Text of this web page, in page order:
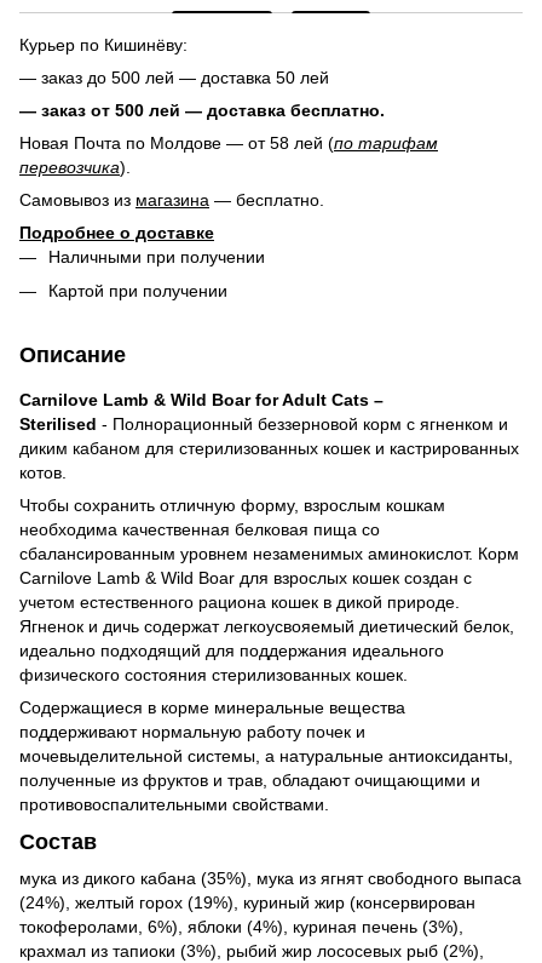
Курьер по Кишинёву:
— заказ до 500 лей — доставка 50 лей
— заказ от 500 лей — доставка бесплатно.
Новая Почта по Молдове — от 58 лей (по тарифам
перевозчика).
Самовывоз из магазина — бесплатно.
Подробнее о доставке
Наличными при получении
Картой при получении
Описание
Carnilove Lamb & Wild Boar for Adult Cats –
Sterilised - Полнорационный беззерновой корм с ягненком и
диким кабаном для стерилизованных кошек и кастрированных
котов.
Чтобы сохранить отличную форму, взрослым кошкам
необходима качественная белковая пища со
сбалансированным уровнем незаменимых аминокислот. Корм
Carnilove Lamb & Wild Boar для взрослых кошек создан с
учетом естественного рациона кошек в дикой природе.
Ягненок и дичь содержат легкоусвояемый диетический белок,
идеально подходящий для поддержания идеального
физического состояния стерилизованных кошек.
Содержащиеся в корме минеральные вещества
поддерживают нормальную работу почек и
мочевыделительной системы, а натуральные антиоксиданты,
полученные из фруктов и трав, обладают очищающими и
противовоспалительными свойствами.
Состав
мука из дикого кабана (35%), мука из ягнят свободного выпаса
(24%), желтый горох (19%), куриный жир (консервирован
токоферолами, 6%), яблоки (4%), куриная печень (3%),
крахмал из тапиоки (3%), рыбий жир лососевых рыб (2%),